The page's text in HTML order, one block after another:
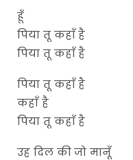
हूँ
पिया तू कहाँ है
पिया तू कहाँ है
पिया तू कहाँ है
कहाँ है
पिया तू कहाँ है
उह दिल की जो मानूँ